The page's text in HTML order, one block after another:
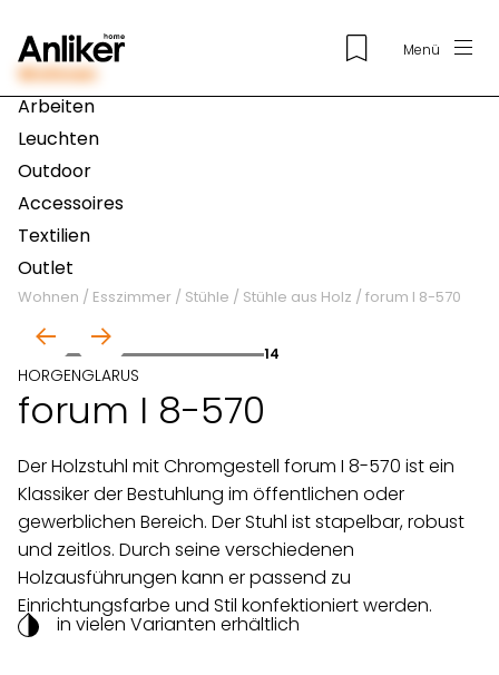
Menü
Wohnen
Arbeiten
Leuchten
Outdoor
Accessoires
Textilien
Outlet
Wohnen / Esszimmer / Stühle / Stühle aus Holz / forum I 8-570
14
HORGENGLARUS
forum I 8-570
Der Holzstuhl mit Chromgestell forum I 8-570 ist ein
Klassiker der Bestuhlung im öffentlichen oder
gewerblichen Bereich. Der Stuhl ist stapelbar, robust
und zeitlos. Durch seine verschiedenen
Holzausführungen kann er passend zu
Einrichtungsfarbe und Stil konfektioniert werden.
in vielen Varianten erhältlich